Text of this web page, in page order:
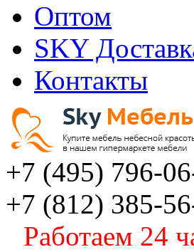
Оптом
SKY
Контакты
+7 (495) 796-
+7 (812) 385-
Работаем 24